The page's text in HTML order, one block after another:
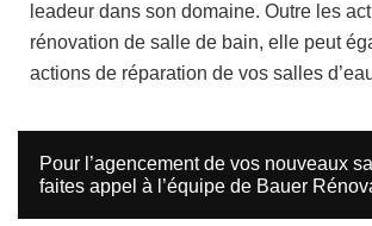
leadeur dans son domaine. Outre les
rénovation de salle de bain, elle peut
actions de réparation de vos salles
Pour l’agencement de vos nouveaux
faites appel à l’équipe de Bauer